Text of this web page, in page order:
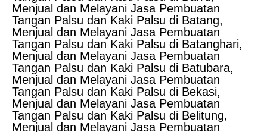
Menjual dan Melayani Jasa Pembuatan
Tangan Palsu dan Kaki Palsu di Batang,
Menjual dan Melayani Jasa Pembuatan
Tangan Palsu dan Kaki Palsu di Batanghari,
Menjual dan Melayani Jasa Pembuatan
Tangan Palsu dan Kaki Palsu di Batubara,
Menjual dan Melayani Jasa Pembuatan
Tangan Palsu dan Kaki Palsu di Bekasi,
Menjual dan Melayani Jasa Pembuatan
Tangan Palsu dan Kaki Palsu di Belitung,
Menjual dan Melayani Jasa Pembuatan